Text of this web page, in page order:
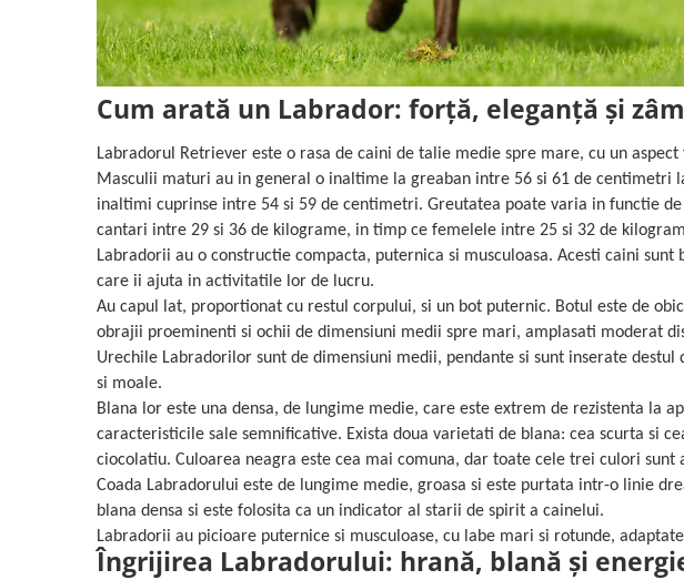
Cum arată un Labrador: forță, eleganță și
Labradorul Retriever este o rasa de caini de talie medie spre mare, cu un aspect
Masculii maturi au in general o inaltime la greaban intre 56 si 61 de centimetri
inaltimi cuprinse intre 54 si 59 de centimetri. Greutatea poate varia in functie
cantari intre 29 si 36 de kilograme, in timp ce femelele intre 25 si 32 de
Labradorii au o constructie compacta, puternica si musculoasa. Acesti caini
care ii ajuta in activitatile lor de lucru.
Au capul lat, proportionat cu restul corpului, si un bot puternic. Botul este de
obrajii proeminenti si ochii de dimensiuni medii spre mari, amplasati moderat
Urechile Labradorilor sunt de dimensiuni medii, pendante si sunt inserate destul
si moale.
Blana lor este una densa, de lungime medie, care este extrem de rezistenta la
caracteristicile sale semnificative. Exista doua varietati de blana: cea scurta si
ciocolatiu. Culoarea neagra este cea mai comuna, dar toate cele trei culori
Coada Labradorului este de lungime medie, groasa si este purtata intr-o linie
blana densa si este folosita ca un indicator al starii de spirit a cainelui.
Labradorii au picioare puternice si musculoase, cu labe mari si rotunde,
Îngrijirea Labradorului: hrană, blană și